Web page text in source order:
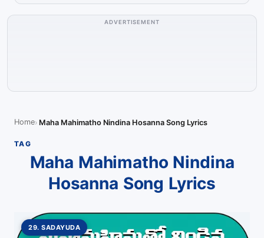
ADVERTISEMENT
Home Maha Mahimatho Nindina Hosanna Song Lyrics
TAG
Maha Mahimatho Nindina
Hosanna Song Lyrics
29. SADAYUDA